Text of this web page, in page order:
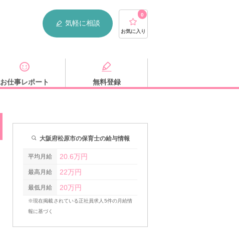
気軽に相談
0
お気に入り
お仕事レポート 無料登録
大阪府松原市の保育士の給与情報
平均月給 20.6万円
最高月給 22万円
最低月給 20万円
※現在掲載されている正社員求人5件の月給情
報に基づく